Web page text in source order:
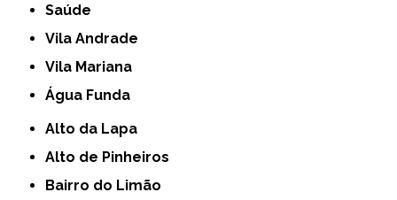
Saúde
Vila Andrade
Vila Mariana
Água Funda
Alto da Lapa
Alto de Pinheiros
Bairro do Limão